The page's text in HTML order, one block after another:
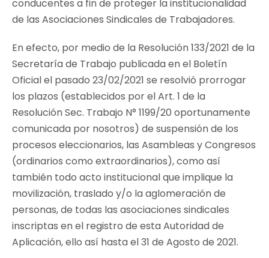
conducentes a fin de proteger la institucionalidad
de las Asociaciones Sindicales de Trabajadores.
En efecto, por medio de la Resolución 133/2021 de la
Secretaría de Trabajo publicada en el Boletín
Oficial el pasado 23/02/2021 se resolvió prorrogar
los plazos (establecidos por el Art. 1 de la
Resolución Sec. Trabajo N° 1199/20 oportunamente
comunicada por nosotros) de suspensión de los
procesos eleccionarios, las Asambleas y Congresos
(ordinarios como extraordinarios), como así
también todo acto institucional que implique la
movilización, traslado y/o la aglomeración de
personas, de todas las asociaciones sindicales
inscriptas en el registro de esta Autoridad de
Aplicación, ello así hasta el 31 de Agosto de 2021.